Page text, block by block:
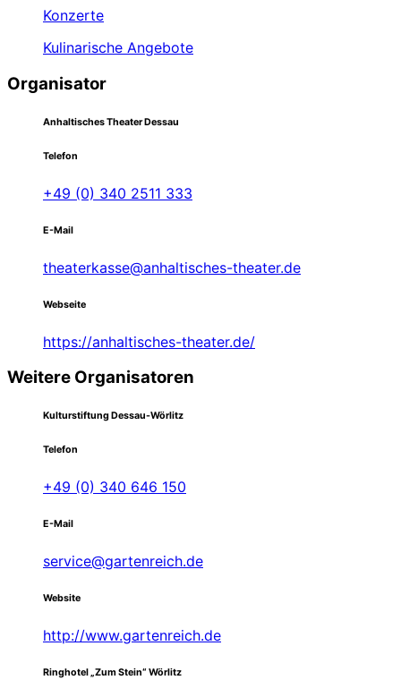
Konzerte
Kulinarische Angebote
Organisator
Anhaltisches Theater Dessau
Telefon
+49 (0) 340 2511 333
E-Mail
theaterkasse@anhaltisches-theater.de
Webseite
https://anhaltisches-theater.de/
Weitere Organisatoren
Kulturstiftung Dessau-Wörlitz
Telefon
+49 (0) 340 646 150
E-Mail
service@gartenreich.de
Website
http://www.gartenreich.de
Ringhotel „Zum Stein“ Wörlitz